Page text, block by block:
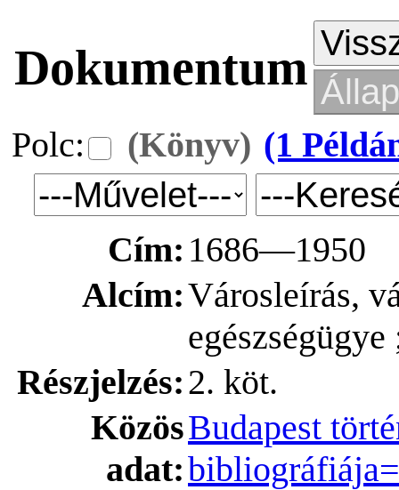
Dokumentum
Polc: (Könyv) (1
Cím: 1686—1950
Alcím:Városleírás,
Részjelzés:2. köt.
Közös
adat:
Budapest